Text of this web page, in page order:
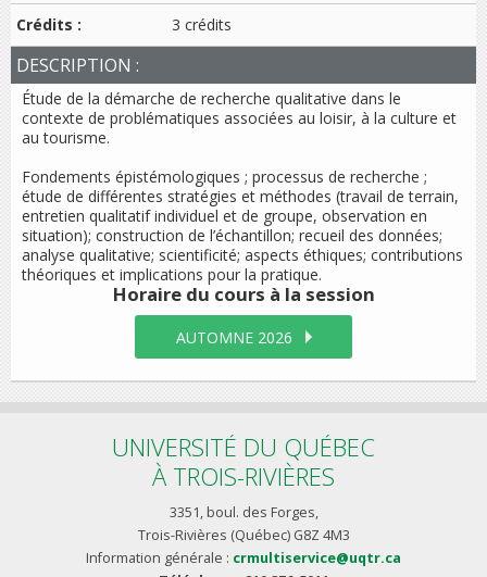
Crédits : 3 crédits
DESCRIPTION :
Étude de la démarche de recherche qualitative dans le
contexte de problématiques associées au loisir, à la culture et
au tourisme.
Fondements épistémologiques ; processus de recherche ;
étude de différentes stratégies et méthodes (travail de terrain,
entretien qualitatif individuel et de groupe, observation en
situation); construction de l’échantillon; recueil des données;
analyse qualitative; scientificité; aspects éthiques; contributions
théoriques et implications pour la pratique.
Horaire du cours à la session
AUTOMNE 2026
UNIVERSITÉ DU QUÉBEC
À TROIS-RIVIÈRES
3351, boul. des Forges,
Trois-Rivières (Québec) G8Z 4M3
Information générale : crmultiservice@uqtr.ca